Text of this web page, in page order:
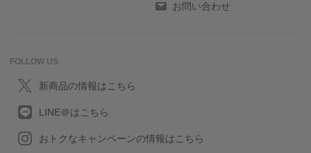
お問い合わせ
FOLLOW US
新商品の情報はこちら
LINE＠はこちら
おトクなキャンペーンの情報はこちら